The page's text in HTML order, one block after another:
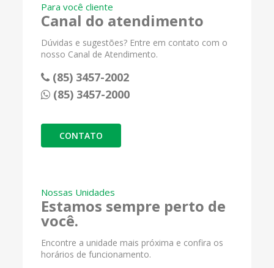
Para você cliente
Canal do atendimento
Dúvidas e sugestões? Entre em contato com o
nosso Canal de Atendimento.
(85) 3457-2002
(85) 3457-2000
CONTATO
Nossas Unidades
Estamos sempre perto de
você.
Encontre a unidade mais próxima e confira os
horários de funcionamento.